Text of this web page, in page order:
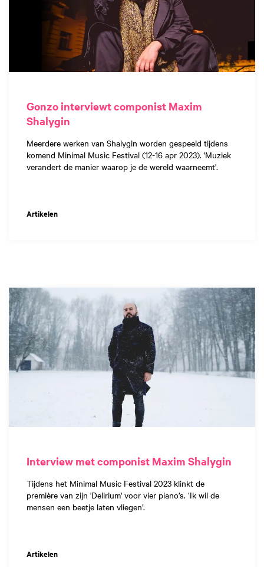
Gonzo interviewt componist Maxim
Shalygin
Meerdere werken van Shalygin worden gespeeld tijdens
komend Minimal Music Festival (12-16 apr 2023). 'Muziek
verandert de manier waarop je de wereld waarneemt'.
Artikelen
Interview met componist Maxim Shalygin
Tijdens het Minimal Music Festival 2023 klinkt de
première van zijn 'Delirium' voor vier piano’s. ‘Ik wil de
mensen een beetje laten vliegen’.
Artikelen